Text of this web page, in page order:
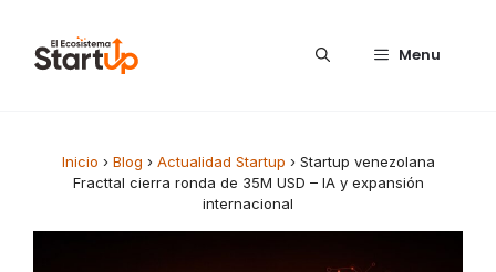
Menu
Inicio › Blog › Actualidad Startup › Startup venezolana
Fracttal cierra ronda de 35M USD – IA y expansión
internacional